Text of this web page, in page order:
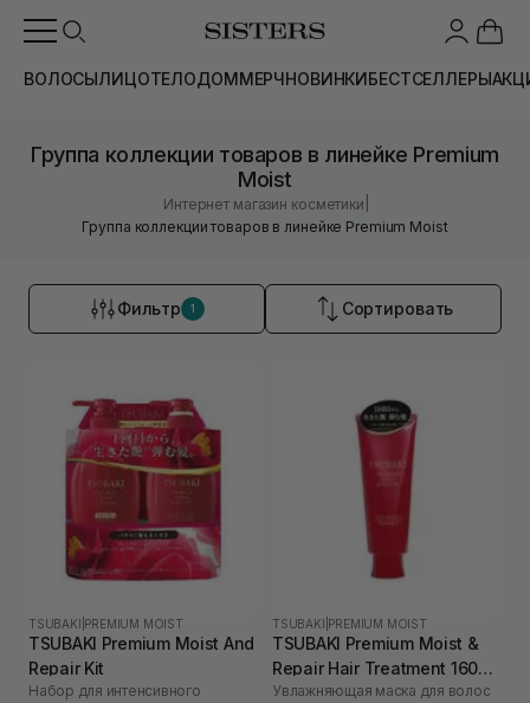
ВОЛОСЫЛИЦОТЕЛОДОММЕРЧНОВИНКИБЕСТСЕЛЛЕРЫ
Группа коллекции товаров в линейке Premium
Moist
Интернет магазин косметики
Группа коллекции товаров в линейке Premium Moist
Фильтр 1 Сортировать
TSUBAKI PREMIUM MOIST
TSUBAKI Premium Moist And
Repair Kit
Набор для интенсивного
TSUBAKI PREMIUM MOIST
TSUBAKI Premium Moist &
Repair Hair Treatment 160
мл
Увлажняющая маска для волос